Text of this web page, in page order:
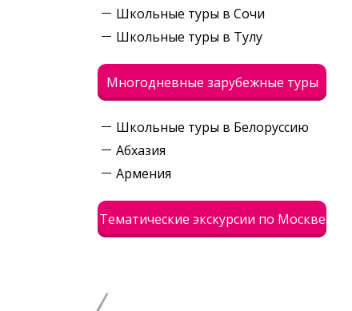
Школьные туры в Сочи
Школьные туры в Тулу
Многодневные зарубежные туры
Школьные туры в Белоруссию
Абхазия
Армения
Тематические экскурсии по Москве